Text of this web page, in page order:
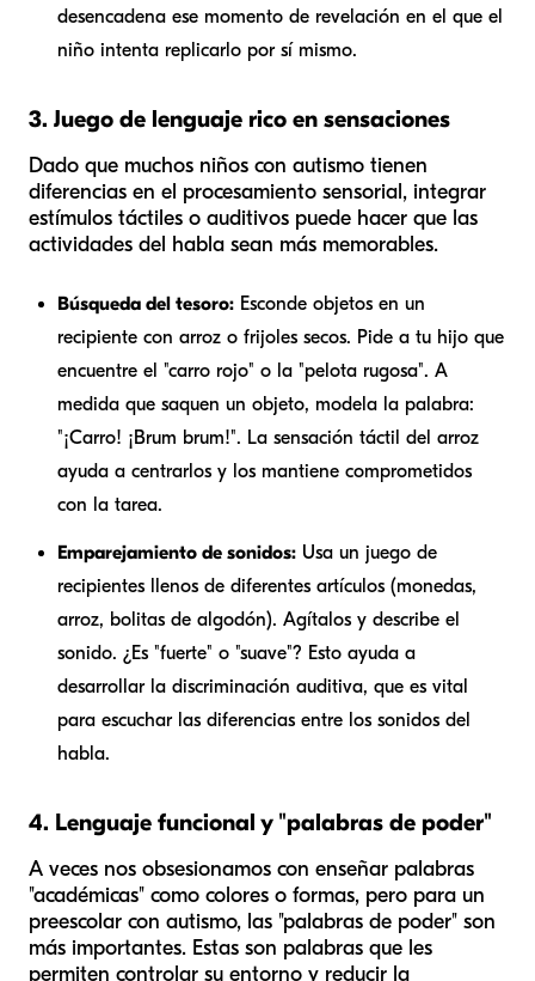
desencadena ese momento de revelación en el que el
niño intenta replicarlo por sí mismo.
3. Juego de lenguaje rico en sensaciones
Dado que muchos niños con autismo tienen
diferencias en el procesamiento sensorial, integrar
estímulos táctiles o auditivos puede hacer que las
actividades del habla sean más memorables.
Búsqueda del tesoro: Esconde objetos en un
recipiente con arroz o frijoles secos. Pide a tu hijo que
encuentre el "carro rojo" o la "pelota rugosa". A
medida que saquen un objeto, modela la palabra:
"¡Carro! ¡Brum brum!". La sensación táctil del arroz
ayuda a centrarlos y los mantiene comprometidos
con la tarea.
Emparejamiento de sonidos: Usa un juego de
recipientes llenos de diferentes artículos (monedas,
arroz, bolitas de algodón). Agítalos y describe el
sonido. ¿Es "fuerte" o "suave"? Esto ayuda a
desarrollar la discriminación auditiva, que es vital
para escuchar las diferencias entre los sonidos del
habla.
4. Lenguaje funcional y "palabras de poder"
A veces nos obsesionamos con enseñar palabras
"académicas" como colores o formas, pero para un
preescolar con autismo, las "palabras de poder" son
más importantes. Estas son palabras que les
permiten controlar su entorno y reducir la